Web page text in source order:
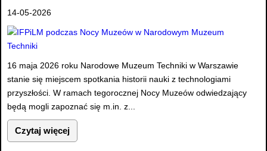
14-05-2026
16 maja 2026 roku Narodowe Muzeum Techniki w Warszawie
stanie się miejscem spotkania historii nauki z technologiami
przyszłości. W ramach tegorocznej Nocy Muzeów odwiedzający
będą mogli zapoznać się m.in. z...
Czytaj więcej